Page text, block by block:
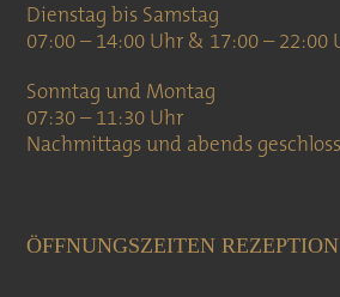
Dienstag bis Samstag
07:00 – 14:00 Uhr & 17:00 – 22:00
Sonntag und Montag
07:30 – 11:30 Uhr
Nachmittags und abends
ÖFFNUNGSZEITEN REZEPTION